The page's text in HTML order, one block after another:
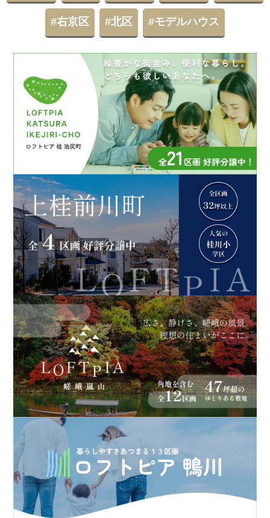
右京区 北区 モデルハウス